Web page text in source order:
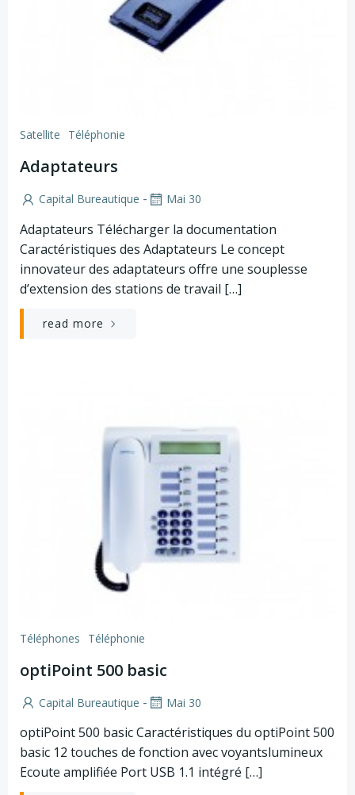
Satellite Téléphonie
Adaptateurs
Capital Bureautique - Mai 30
Adaptateurs Télécharger la documentation
Caractéristiques des Adaptateurs Le concept
innovateur des adaptateurs offre une souplesse
d’extension des stations de travail […]
read more
Téléphones Téléphonie
optiPoint 500 basic
Capital Bureautique - Mai 30
optiPoint 500 basic Caractéristiques du optiPoint 500
basic 12 touches de fonction avec voyantslumineux
Ecoute amplifiée Port USB 1.1 intégré […]